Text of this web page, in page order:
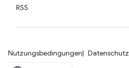
RSS
Nutzungsbedingungen Datenschutz